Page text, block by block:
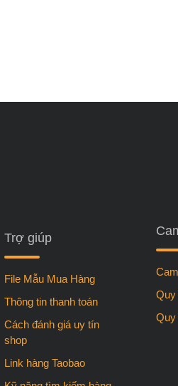
Trợ giúp
File Mẫu Mua Hàng
Thông tin thanh toán
Cách đánh giá uy tín
shop
Link hàng Taobao
Quy
Quy